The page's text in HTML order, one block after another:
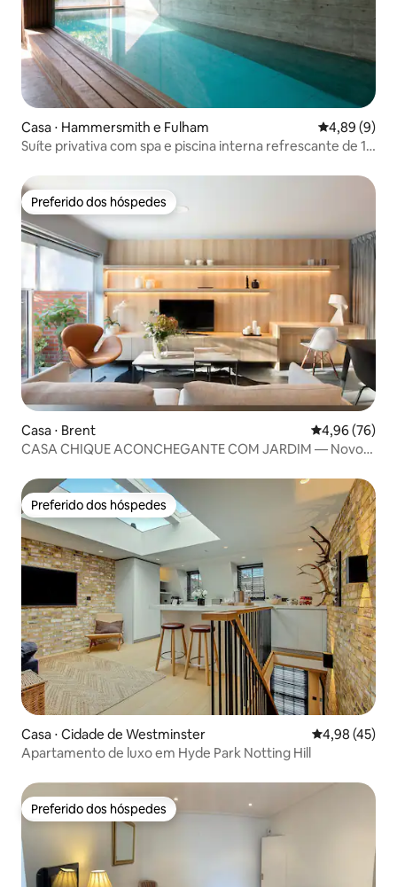
Casa ⋅ Hammersmith e Fulham 4,89 de uma
4,89 (9)
Suíte privativa com spa e piscina interna refrescante de 12
Preferido dos hóspedes
Preferido dos hóspedes
Casa ⋅ Brent 4,96 de uma
4,96 (76)
CASA CHIQUE ACONCHEGANTE COM JARDIM — Novo
Preferido dos hóspedes
Preferido dos hóspedes
Casa ⋅ Cidade de Westminster 4,98 de uma
4,98 (45)
Apartamento de luxo em Hyde Park Notting Hill
Preferido dos hóspedes
Preferido dos hóspedes